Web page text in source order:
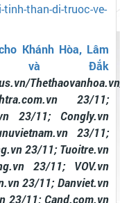
tinh-than-di-truoc-ve-
Khánh Hòa, Lâm
và Đắk
23/11;
23/11; Congly.vn
23/11;
23/11; Tuoitre.vn
23/11; VOV.vn
23/11; Danviet.vn
23/11; Cand.com.vn